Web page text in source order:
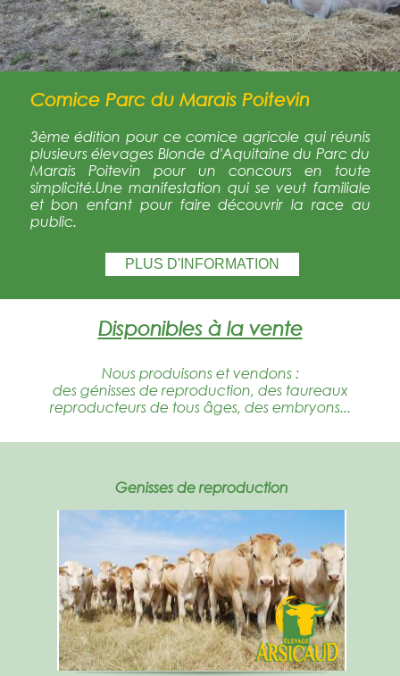
Comice Parc du Marais Poitevin
3ème édition pour ce comice agricole qui réunis
plusieurs élevages Blonde d'Aquitaine du Parc du
Marais Poitevin pour un concours en toute
simplicité.Une manifestation qui se veut familiale
et bon enfant pour faire découvrir la race au
public.
PLUS D'INFORMATION
Disponibles à la vente
Nous produisons et vendons :
des génisses de reproduction, des taureaux
reproducteurs de tous âges, des embryons...
Genisses de reproduction